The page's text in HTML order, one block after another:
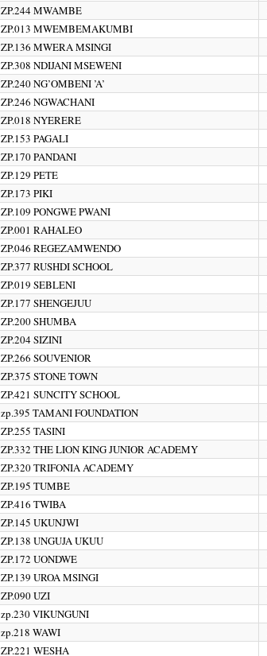
ZP.244 MWAMBE
ZP.013 MWEMBEMAKUMBI
ZP.136 MWERA MSINGI
ZP.308 NDIJANI MSEWENI
ZP.240 NG’OMBENI ’A’
ZP.246 NGWACHANI
ZP.018 NYERERE
ZP.153 PAGALI
ZP.170 PANDANI
ZP.129 PETE
ZP.173 PIKI
ZP.109 PONGWE PWANI
ZP.001 RAHALEO
ZP.046 REGEZAMWENDO
ZP.377 RUSHDI SCHOOL
ZP.019 SEBLENI
ZP.177 SHENGEJUU
ZP.200 SHUMBA
ZP.204 SIZINI
ZP.266 SOUVENIOR
ZP.375 STONE TOWN
ZP.421 SUNCITY SCHOOL
zp.395 TAMANI FOUNDATION
ZP.255 TASINI
ZP.332 THE LION KING JUNIOR ACADEMY
ZP.320 TRIFONIA ACADEMY
ZP.195 TUMBE
ZP.416 TWIBA
ZP.145 UKUNJWI
ZP.138 UNGUJA UKUU
ZP.172 UONDWE
ZP.139 UROA MSINGI
ZP.090 UZI
zp.230 VIKUNGUNI
zp.218 WAWI
ZP.221 WESHA